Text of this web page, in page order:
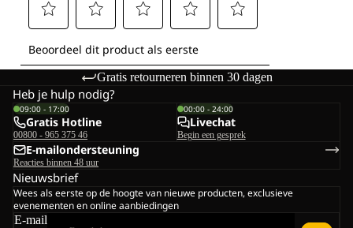
Gratis retourneren binnen 30 dagen
Heb je hulp nodig?
09:00 - 17:00
Gratis Hotline
00800 - 965 375 46
00:00 - 24:00
Livechat
Begin een gesprek
E-mailondersteuning
Reacties binnen 48 uur
Nieuwsbrief
Wees als eerste op de hoogte van nieuwe producten, exclusieve
evenementen en online aanbiedingen
E-mail